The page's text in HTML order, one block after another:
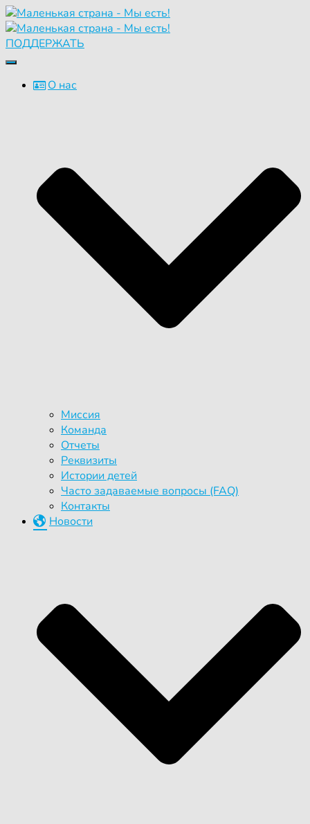
ПОДДЕРЖАТЬ
Переключить
навигациюО нас
Миссия
Команда
Отчеты
Реквизиты
Истории детей
Часто задаваемые вопросы (FAQ)
Контакты
Новости